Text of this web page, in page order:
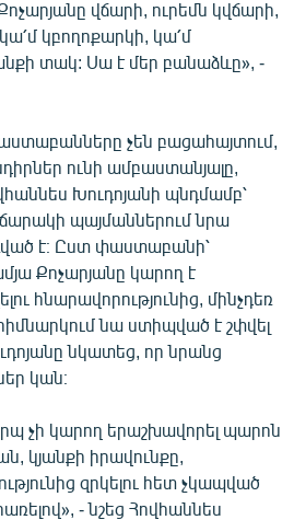
վճարի, ուրեմն կվճարի,
կբողոքարկի, կա՛մ
տակ: Սա է մեր բանաձևը», -
չեն բացահայտում,
ունի ամբաստանյալը,
Խուդոյանի պնդմամբ՝
պայմաններում նրա
է։ Ըստ փաստաբանի՝
Քոչարյանը կարող է
հնարավորությունից, մինչդեռ
նա ստիպված է շփվել
նկատեց, որ նրանց
կան։
չի կարող երաշխավորել պարոն
կյանքի իրավունքը,
զրկելու հետ չկապված
- նշեց Հովհաննես